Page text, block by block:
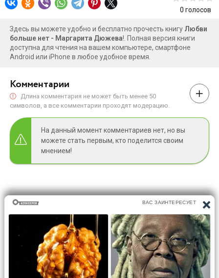
0 голосов
Здесь вы можете удобно и бесплатно прочесть книгу Любви
больше нет - Маргарита Дюжева!. Полная версия книги
доступна для чтения на вашем компьютере, смартфоне
Android или iPhone в любое удобное время.
Комментарии
Длина комментария не может быть менее 50
символов, а все комментарии проходят модерацию.
На данный момент комментариев нет, но вы
можете стать первым, кто поделится своим
мнением!